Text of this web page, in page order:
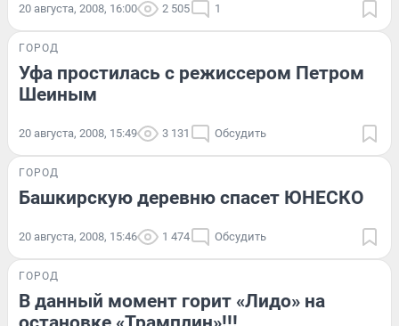
20 августа, 2008, 16:00 2 505 1
ГОРОД
Уфа простилась с режиссером Петром
Шеиным
20 августа, 2008, 15:49 3 131 Обсудить
ГОРОД
Башкирскую деревню спасет ЮНЕСКО
20 августа, 2008, 15:46 1 474 Обсудить
ГОРОД
В данный момент горит «Лидо» на